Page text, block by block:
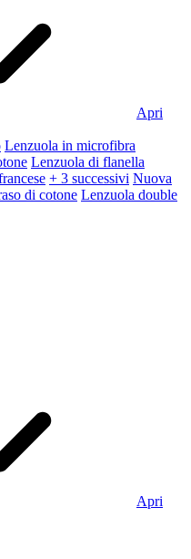
Apri
Lenzuola in microfibra
Lenzuola di flanella
+ 3 successivi Nuova
di cotone Lenzuola double
Apri